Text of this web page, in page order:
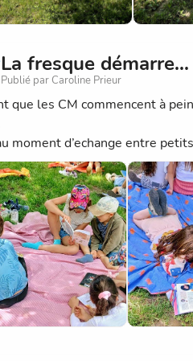
La fresque démarre...
Publié par Caroline Prieur
que les CM commencent à
moment d’echange entre